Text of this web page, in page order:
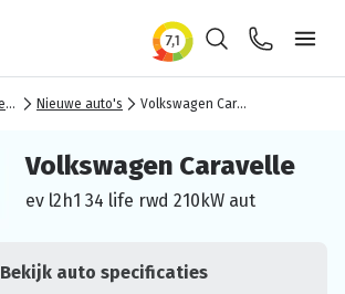
ZoekenContact
Operational lease Nieuwe auto's Volkswagen Caravelle
Volkswagen Caravelle
ev l2h1 34 life rwd 210kW aut
+ Bekijk auto specificaties